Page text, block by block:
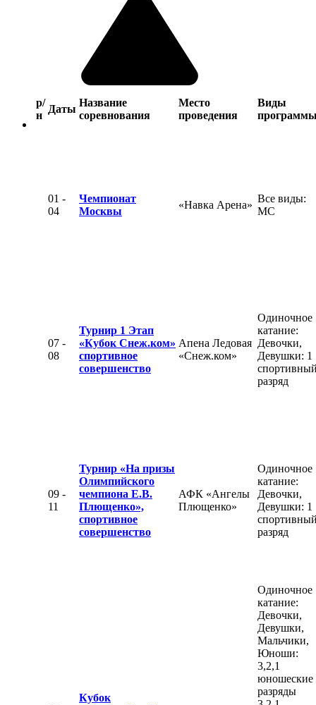
р/
н
Даты
Название
соревнования
Место
проведения
Виды
01 -
04
Чемпионат
Москвы
«Навка Арена»
Все виды:
МС
07 -
08
Турнир 1 Этап
«Кубок Снеж.ком»
спортивное
совершенство
Апена Ледовая
«Снеж.ком»
Одиночное
катание:
Девочки,
Девушки: 1
разряд
09 -
11
Турнир «На призы
Олимпийского
чемпиона Е.В.
Плющенко»,
спортивное
совершенство
АФК «Ангелы
Плющенко»
Одиночное
катание:
Девочки,
Девушки: 1
разряд
Кубок
Одиночное
катание:
Девочки,
Девушки,
Мальчики,
Юноши:
3,2,1
юношеские
разряды